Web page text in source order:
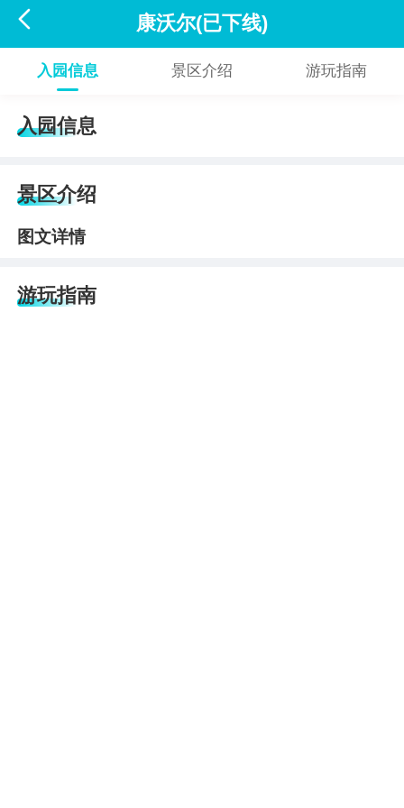
 康沃尔(已下线)
入园信息 景区介绍 游玩指南
入园信息
景区介绍
图文详情
游玩指南